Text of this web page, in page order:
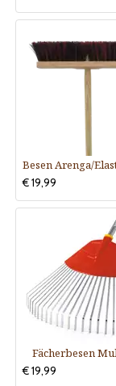
€ 19,99
Fächerbesen
€ 19,99